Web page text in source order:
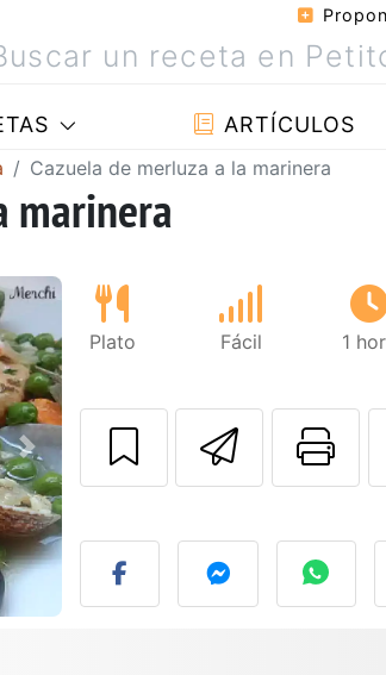
ARTÍCULOS
Cazuela de merluza a la marinera
marinera
Siguiente
Plato Fácil 1
Enviar